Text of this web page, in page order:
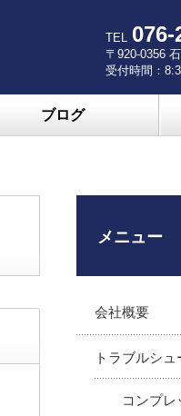
TEL 076-
〒920-0356
受付時間：
ブログ
メニュー
会社概要
トラブルシ
コンプレ